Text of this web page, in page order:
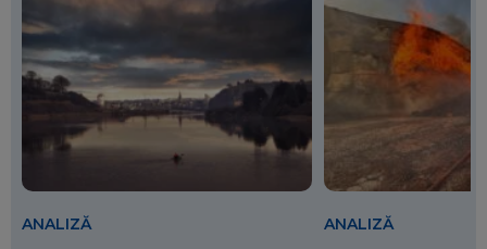
ANALIZĂ
ANALIZĂ